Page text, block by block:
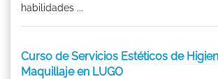
habilidades ...
Curso de Servicios Estéticos de
Maquillaje en LUGO